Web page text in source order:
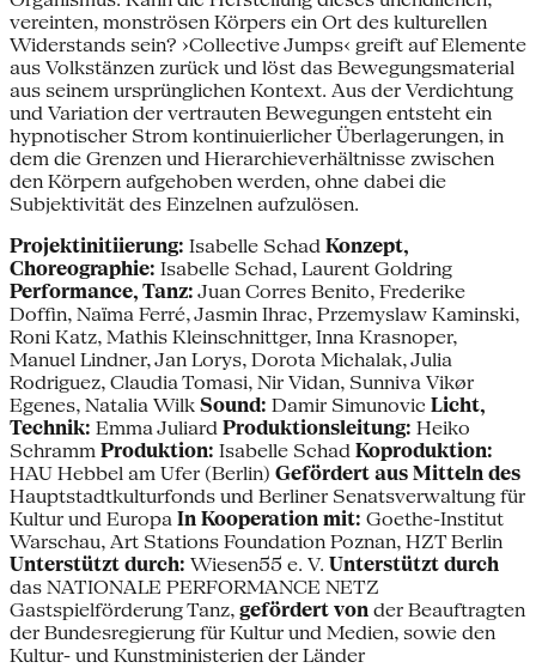
vereinten, monströsen Körpers ein Ort des kulturellen
Widerstands sein? ›Collective Jumps‹ greift auf Elemente
aus Volkstänzen zurück und löst das Bewegungsmaterial
aus seinem ursprünglichen Kontext. Aus der Verdichtung
und Variation der vertrauten Bewegungen entsteht ein
hypnotischer Strom kontinuierlicher Überlagerungen, in
dem die Grenzen und Hierarchieverhältnisse zwischen
den Körpern aufgehoben werden, ohne dabei die
Subjektivität des Einzelnen aufzulösen.
Projektinitiierung: Isabelle Schad Konzept,
Choreographie: Isabelle Schad, Laurent Goldring
Performance, Tanz: Juan Corres Benito, Frederike
Doffin, Naïma Ferré, Jasmin Ihrac, Przemyslaw Kaminski,
Roni Katz, Mathis Kleinschnittger, Inna Krasnoper,
Manuel Lindner, Jan Lorys, Dorota Michalak, Julia
Rodriguez, Claudia Tomasi, Nir Vidan, Sunniva Vikør
Egenes, Natalia Wilk Sound: Damir Simunovic Licht,
Technik: Emma Juliard Produktionsleitung: Heiko
Schramm Produktion: Isabelle Schad Koproduktion:
HAU Hebbel am Ufer (Berlin) Gefördert aus Mitteln des
Hauptstadtkulturfonds und Berliner Senatsverwaltung für
Kultur und Europa In Kooperation mit: Goethe-Institut
Warschau, Art Stations Foundation Poznan, HZT Berlin
Unterstützt durch: Wiesen55 e. V. Unterstützt durch
das NATIONALE PERFORMANCE NETZ
Gastspielförderung Tanz, gefördert von der Beauftragten
der Bundesregierung für Kultur und Medien, sowie den
Kultur- und Kunstministerien der Länder